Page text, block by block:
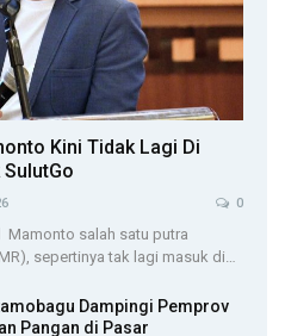
Kini Tidak Lagi Di
0
Mamonto salah satu putra
sepertinya tak lagi masuk di…
Dampingi Pemprov
Pangan di Pasar